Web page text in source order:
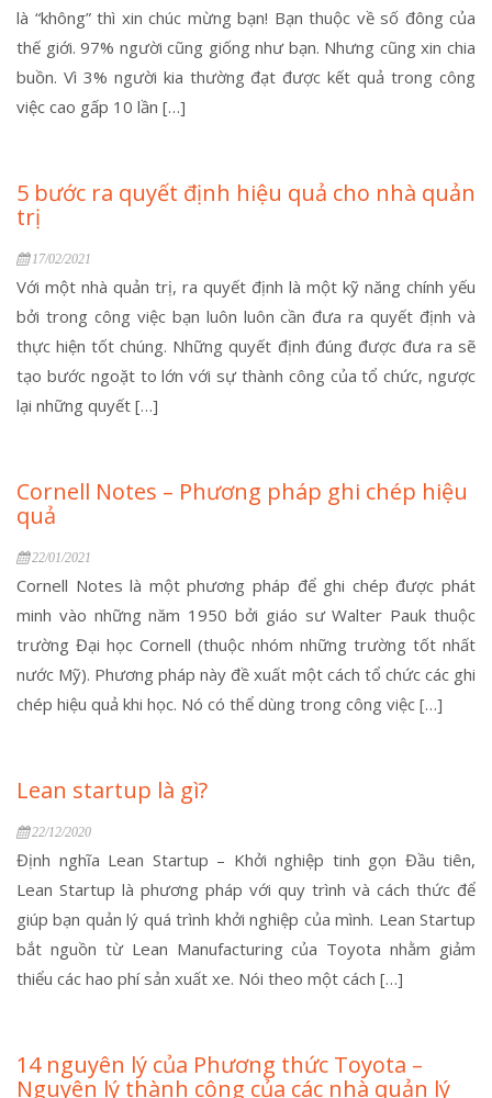
là “không” thì xin chúc mừng bạn! Bạn thuộc về số đông của
thế giới. 97% người cũng giống như bạn. Nhưng cũng xin chia
buồn. Vì 3% người kia thường đạt được kết quả trong công
việc cao gấp 10 lần […]
5 bước ra quyết định hiệu quả cho nhà quản
trị
17/02/2021
Với một nhà quản trị, ra quyết định là một kỹ năng chính yếu
bởi trong công việc bạn luôn luôn cần đưa ra quyết định và
thực hiện tốt chúng. Những quyết định đúng được đưa ra sẽ
tạo bước ngoặt to lớn với sự thành công của tổ chức, ngược
lại những quyết […]
Cornell Notes – Phương pháp ghi chép hiệu
quả
22/01/2021
Cornell Notes là một phương pháp để ghi chép được phát
minh vào những năm 1950 bởi giáo sư Walter Pauk thuộc
trường Đại học Cornell (thuộc nhóm những trường tốt nhất
nước Mỹ). Phương pháp này đề xuất một cách tổ chức các ghi
chép hiệu quả khi học. Nó có thể dùng trong công việc […]
Lean startup là gì?
22/12/2020
Định nghĩa Lean Startup – Khởi nghiệp tinh gọn Đầu tiên,
Lean Startup là phương pháp với quy trình và cách thức để
giúp bạn quản lý quá trình khởi nghiệp của mình. Lean Startup
bắt nguồn từ Lean Manufacturing của Toyota nhằm giảm
thiểu các hao phí sản xuất xe. Nói theo một cách […]
14 nguyên lý của Phương thức Toyota –
Nguyên lý thành công của các nhà quản lý